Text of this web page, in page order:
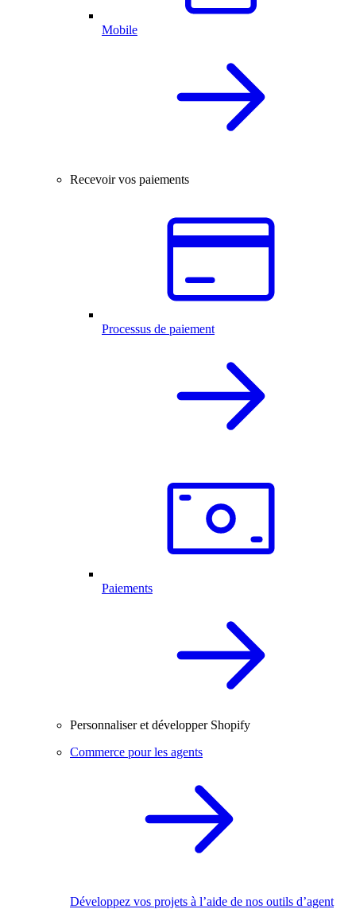
Mobile
Recevoir vos paiements
Processus de paiement
Paiements
Personnaliser et développer Shopify
Commerce pour les agents
Développez vos projets à l’aide de nos outils d’agent